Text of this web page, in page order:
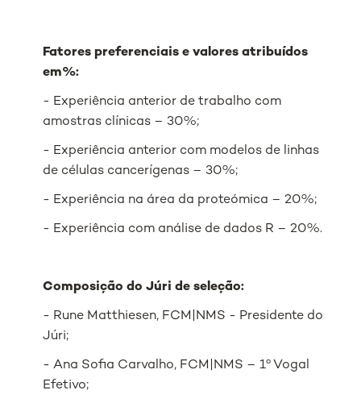
Fatores preferenciais e valores atribuídos
em%:
- Experiência anterior de trabalho com
amostras clínicas – 30%;
- Experiência anterior com modelos de linhas
de células cancerígenas – 30%;
- Experiência na área da proteómica – 20%;
- Experiência com análise de dados R – 20%.
Composição do Júri de seleção:
- Rune Matthiesen, FCM|NMS - Presidente do
Júri;
- Ana Sofia Carvalho, FCM|NMS – 1º Vogal
Efetivo;